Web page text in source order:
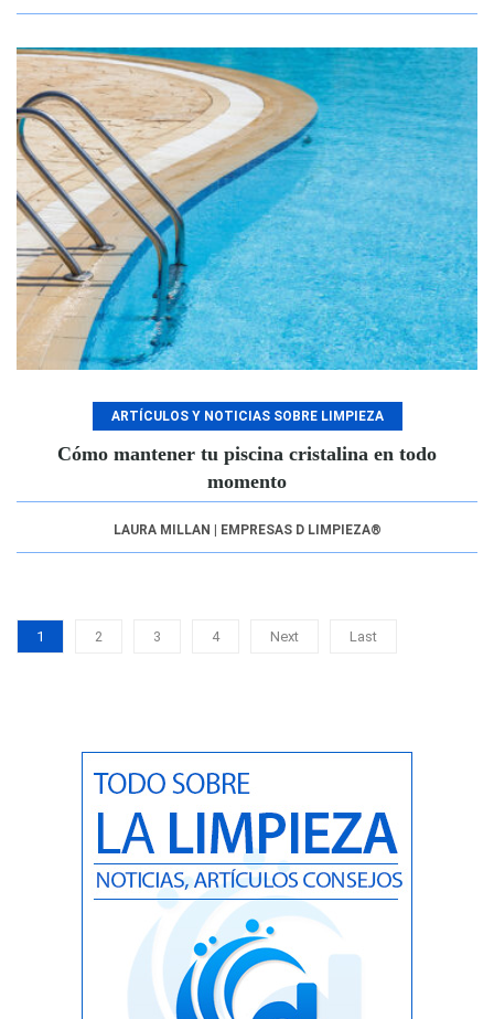
ARTÍCULOS Y NOTICIAS SOBRE LIMPIEZA
Cómo mantener tu piscina cristalina en todo
momento
LAURA MILLAN | EMPRESAS D LIMPIEZA®
1 2 3 4 Next Last